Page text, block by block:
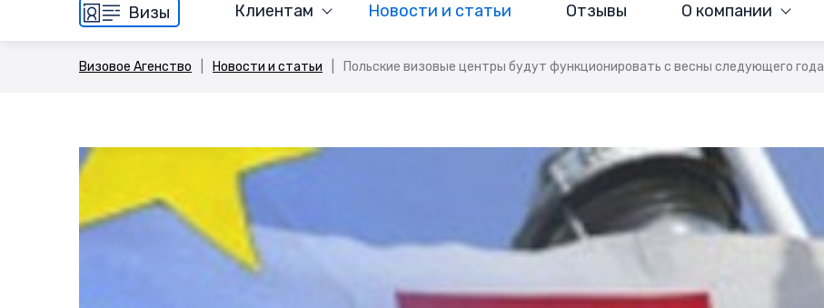
Визы Клиентам Новости и статьи Отзывы О компании
Визовое Агенство Новости и статьи Польские визовые центры будут функционировать с весны следующего года